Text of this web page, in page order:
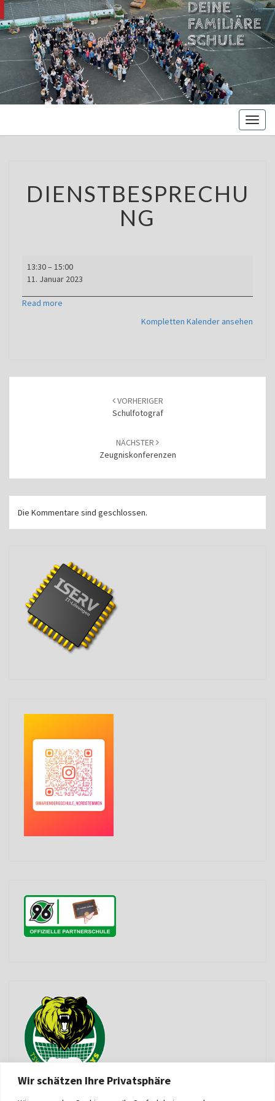
Wir schätzen Ihre Privatsphäre
Oberschule –
Offene
Ganztagsschule
DIENSTBESPRECHU
NG
13:30– 15:00
11. Januar 2023
Read more
Kompletten Kalender ansehen
VORHERIGER
Schulfotograf
NÄCHSTER
Zeugniskonferenzen
Die Kommentare sind geschlossen.